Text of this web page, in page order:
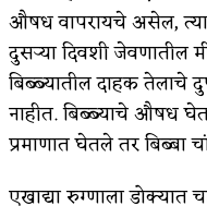
औषध वापरायचे असेल,
दुसऱ्या दिवशी जेवणातील
बिब्ब्यातील दाहक तेलाचे
नाहीत. बिब्ब्याचे औषध
प्रमाणात घेतले तर बिब्बा
एखाद्या रुग्णाला डोक्यात